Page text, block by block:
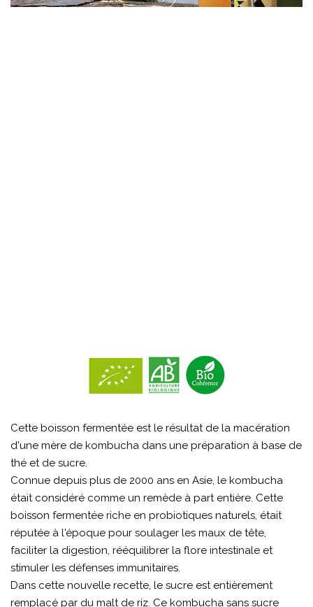
Cette boisson fermentée est le résultat de la macération
d'une mère de kombucha dans une préparation à base de
thé et de sucre.
Connue depuis plus de 2000 ans en Asie, le kombucha
était considéré comme un remède à part entière. Cette
boisson fermentée riche en probiotiques naturels, était
réputée à l'époque pour soulager les maux de tête,
faciliter la digestion, rééquilibrer la flore intestinale et
stimuler les défenses immunitaires.
Dans cette nouvelle recette, le sucre est entièrement
remplacé par du malt de riz. Ce kombucha sans sucre